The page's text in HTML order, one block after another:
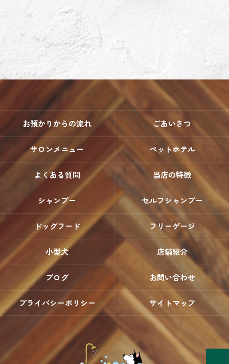
お預かりからの流れ ごあいさつ
サロンメニュー ペットホテル
よくある質問 当店の特徴
シャンプー セルフシャンプー
ドッグフード フリーゲージ
小型犬 店舗紹介
ブログ お問い合わせ
プライバシーポリシー サイトマップ